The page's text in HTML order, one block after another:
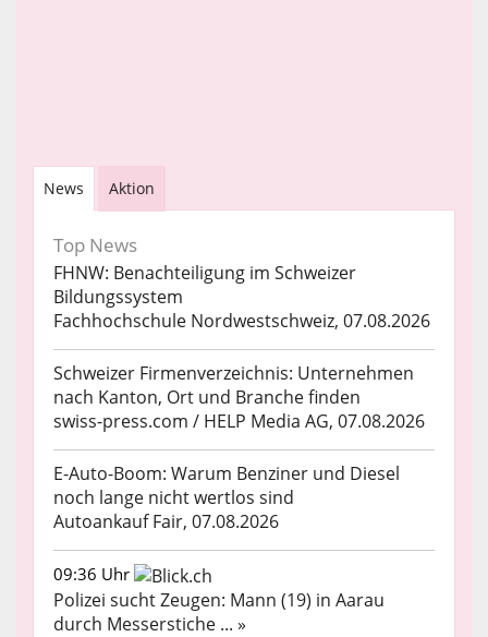
News Aktion
Top News
FHNW: Benachteiligung im Schweizer
Bildungssystem
Fachhochschule Nordwestschweiz, 07.08.2026
Schweizer Firmenverzeichnis: Unternehmen
nach Kanton, Ort und Branche finden
swiss-press.com / HELP Media AG, 07.08.2026
E-Auto-Boom: Warum Benziner und Diesel
noch lange nicht wertlos sind
Autoankauf Fair, 07.08.2026
09:36 Uhr
Polizei sucht Zeugen: Mann (19) in Aarau
durch Messerstiche ... »